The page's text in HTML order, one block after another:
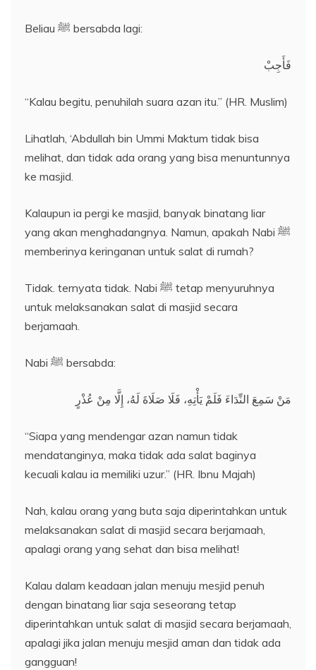
Beliau ﷺ bersabda lagi:
فَأَجِبْ
“Kalau begitu, penuhilah suara azan itu.” (HR. Muslim)
Lihatlah, ‘Abdullah bin Ummi Maktum tidak bisa
melihat, dan tidak ada orang yang bisa menuntunnya
ke masjid.
Kalaupun ia pergi ke masjid, banyak binatang liar
yang akan menghadangnya. Namun, apakah Nabi ﷺ
memberinya keringanan untuk salat di rumah?
Tidak. ternyata tidak. Nabi ﷺ tetap menyuruhnya
untuk melaksanakan salat di masjid secara
berjamaah.
Nabi ﷺ bersabda:
مَنْ سَمِعَ النِّدَاءَ فَلَمْ يَأْتِهِ، فَلَا صَلَاةَ لَهُ، إِلَّا مِنْ عُذْرٍ
“Siapa yang mendengar azan namun tidak
mendatanginya, maka tidak ada salat baginya
kecuali kalau ia memiliki uzur.” (HR. Ibnu Majah)
Nah, kalau orang yang buta saja diperintahkan untuk
melaksanakan salat di masjid secara berjamaah,
apalagi orang yang sehat dan bisa melihat!
Kalau dalam keadaan jalan menuju mesjid penuh
dengan binatang liar saja seseorang tetap
diperintahkan untuk salat di masjid secara berjamaah,
apalagi jika jalan menuju mesjid aman dan tidak ada
gangguan!